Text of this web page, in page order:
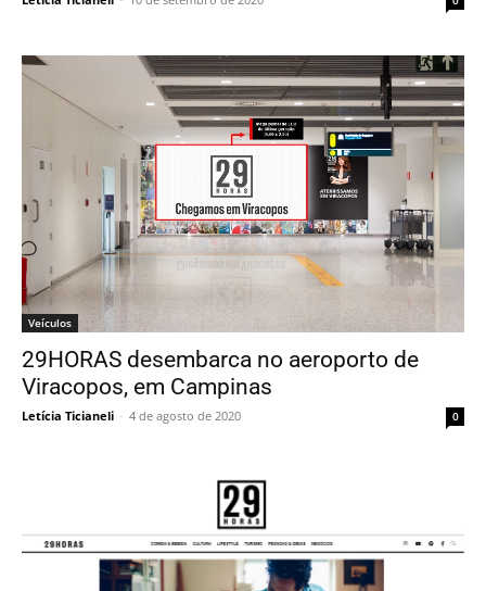
Veículos
29HORAS desembarca no aeroporto de
Viracopos, em Campinas
Letícia Ticianeli - 4 de agosto de 2020 0